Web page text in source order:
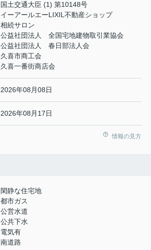
国土交通大臣 (1) 第10148号
イーアールエーLIXIL不動産ショップ
相続サロン
公益社団法人 全国宅地建物取引業協会
公益社団法人 春日部法人会
久喜市商工会
久喜一番街商店会
2026年08月08日
2026年08月17日
情報の見方
閑静な住宅地
都市ガス
公営水道
公共下水
電気有
南道路